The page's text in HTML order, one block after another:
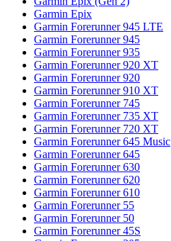
Garmin Epix
Garmin Forerunner 945 LTE
Garmin Forerunner 945
Garmin Forerunner 935
Garmin Forerunner 920 XT
Garmin Forerunner 920
Garmin Forerunner 910 XT
Garmin Forerunner 745
Garmin Forerunner 735 XT
Garmin Forerunner 720 XT
Garmin Forerunner 645 Music
Garmin Forerunner 645
Garmin Forerunner 630
Garmin Forerunner 620
Garmin Forerunner 610
Garmin Forerunner 55
Garmin Forerunner 50
Garmin Forerunner 45S